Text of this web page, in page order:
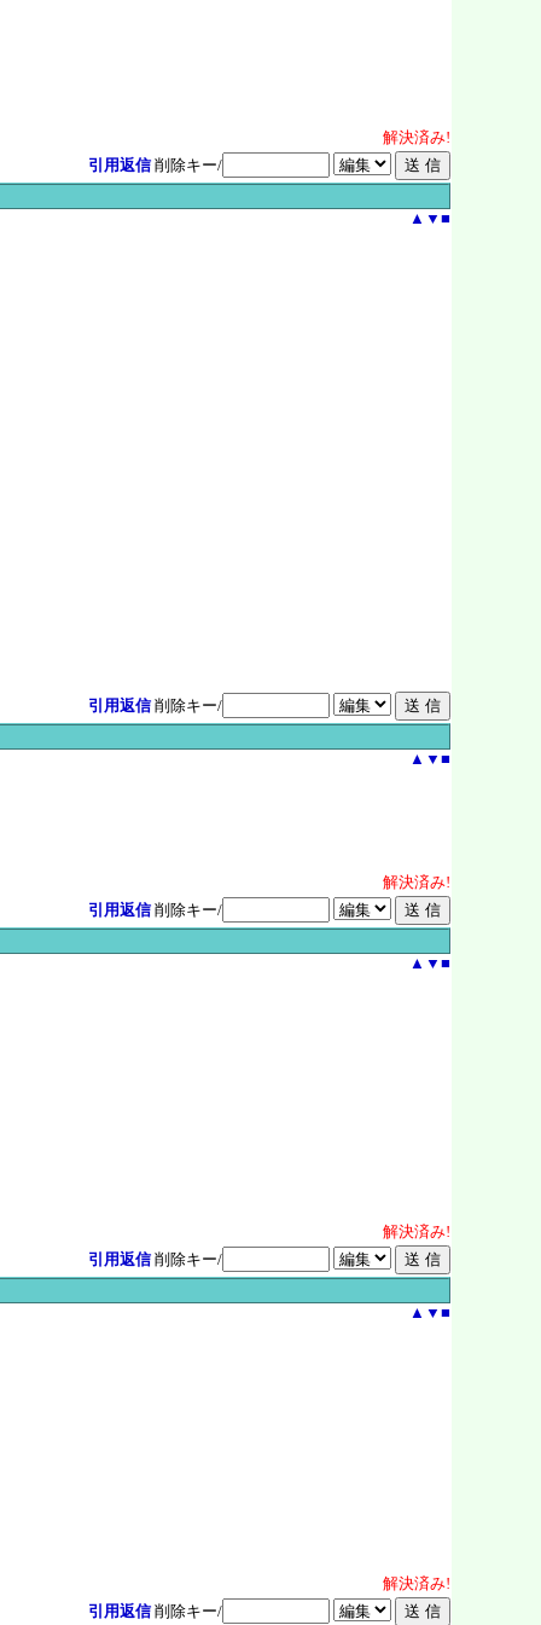
解決済み!
引用返信 削除キー/
▲ ▼ ■
引用返信 削除キー/
▲ ▼ ■
解決済み!
引用返信 削除キー/
▲ ▼ ■
解決済み!
引用返信 削除キー/
▲ ▼ ■
解決済み!
引用返信 削除キー/